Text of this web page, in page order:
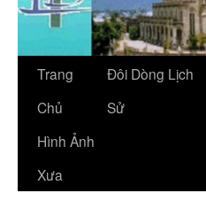
Trang
Chủ
Đôi Dòng Lịch
Sử
Hình Ảnh
Xưa